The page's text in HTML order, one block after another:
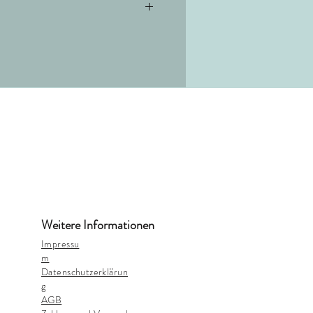
Weitere Informationen
Impressu
m
Datenschutzerklärun
g
AGB